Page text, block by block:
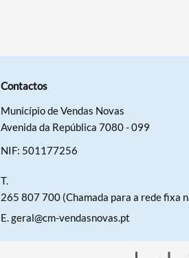
Contactos
Município de Vendas Novas
Avenida da República 7080 - 099
NIF: 501177256
T.
265 807 700 (Chamada para a rede fixa
E.geral@cm-vendasnovas.pt